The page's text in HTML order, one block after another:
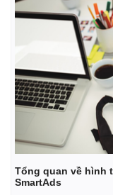
Tổng quan về hình
SmartAds